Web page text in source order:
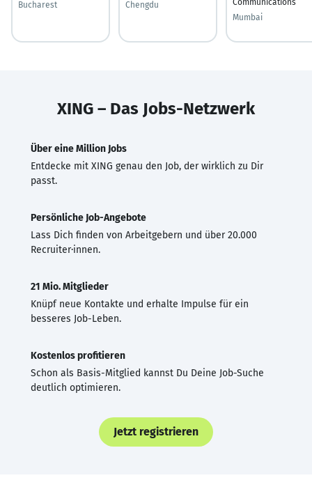
Bucharest
Chengdu
Mumbai
XING – Das Jobs-Netzwerk
Über eine Million Jobs
Entdecke mit XING genau den Job, der wirklich zu Dir
passt.
Persönliche Job-Angebote
Lass Dich finden von Arbeitgebern und über 20.000
Recruiter·innen.
21 Mio. Mitglieder
Knüpf neue Kontakte und erhalte Impulse für ein
besseres Job-Leben.
Kostenlos profitieren
Schon als Basis-Mitglied kannst Du Deine Job-Suche
deutlich optimieren.
Jetzt registrieren